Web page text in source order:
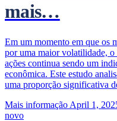
mais…
Em um momento em que os
por uma maior volatilidade, o
ações continua sendo um
econômica. Este estudo
uma proporção significativa
Mais informação April 1,
novo